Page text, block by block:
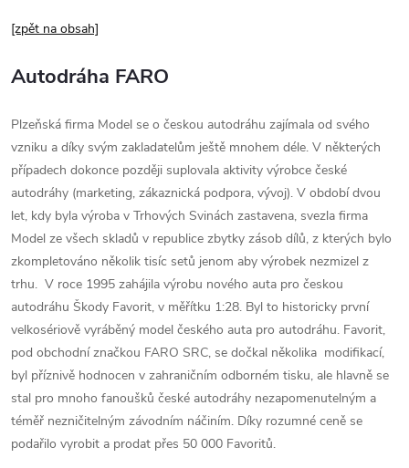
[zpět na obsah]
Autodráha FARO
Plzeňská firma Model se o českou autodráhu zajímala od svého
vzniku a díky svým zakladatelům ještě mnohem déle. V některých
případech dokonce později suplovala aktivity výrobce české
autodráhy (marketing, zákaznická podpora, vývoj). V období dvou
let, kdy byla výroba v Trhových Svinách zastavena, svezla firma
Model ze všech skladů v republice zbytky zásob dílů, z kterých bylo
zkompletováno několik tisíc setů jenom aby výrobek nezmizel z
trhu. V roce 1995 zahájila výrobu nového auta pro českou
autodráhu Škody Favorit, v měřítku 1:28. Byl to historicky první
velkosériově vyráběný model českého auta pro autodráhu. Favorit,
pod obchodní značkou FARO SRC, se dočkal několika modifikací,
byl příznivě hodnocen v zahraničním odborném tisku, ale hlavně se
stal pro mnoho fanoušků české autodráhy nezapomenutelným a
téměř nezničitelným závodním náčiním. Díky rozumné ceně se
podařilo vyrobit a prodat přes 50 000 Favoritů.